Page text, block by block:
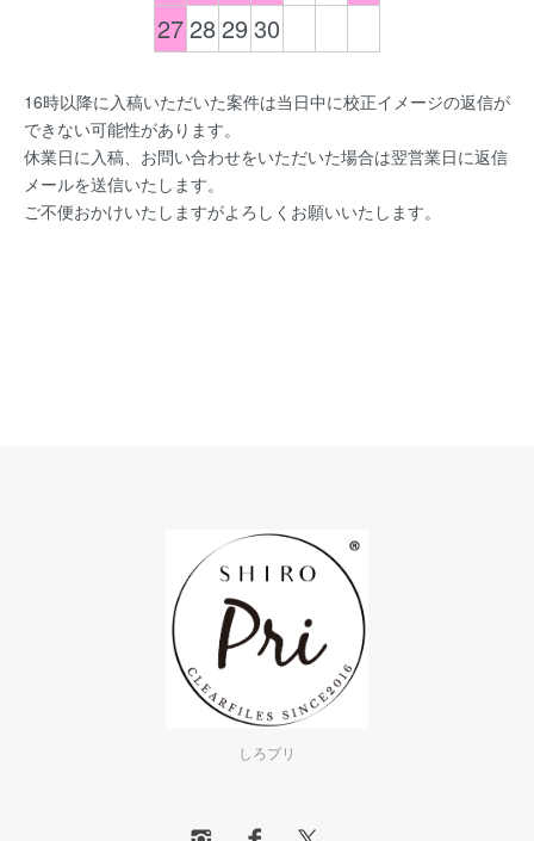
27 28 2930
16時以降に入稿いただいた案件は当日中に校正イメージの返信が
できない可能性があります。
休業日に入稿、お問い合わせをいただいた場合は翌営業日に返信
メールを送信いたします。
ご不便おかけいたしますがよろしくお願いいたします。
しろプリ